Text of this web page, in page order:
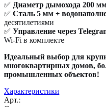
✅ Диаметр дымохода 200
✅ Сталь 5 мм +
десятилетиями
✅ Управление через
Wi-Fi в комплекте
Идеальный выбор для
многоквартирных домов,
промышленных объектов!
Характеристики
Арт.: